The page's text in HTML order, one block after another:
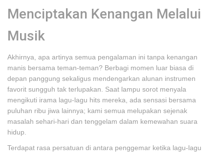
Menciptakan Kenangan Melalui
Musik
Akhirnya, apa artinya semua pengalaman ini tanpa kenangan
manis bersama teman-teman? Berbagi momen luar biasa di
depan panggung sekaligus mendengarkan alunan instrumen
favorit sungguh tak terlupakan. Saat lampu sorot menyala
mengikuti irama lagu-lagu hits mereka, ada sensasi bersama
puluhan ribu jiwa lainnya; kami semua melupakan sejenak
masalah sehari-hari dan tenggelam dalam kemewahan suara
hidup.
Terdapat rasa persatuan di antara penggemar ketika lagu-lagu